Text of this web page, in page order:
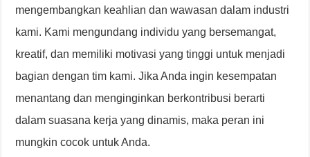
mengembangkan keahlian dan wawasan dalam industri
kami. Kami mengundang individu yang bersemangat,
kreatif, dan memiliki motivasi yang tinggi untuk menjadi
bagian dengan tim kami. Jika Anda ingin kesempatan
menantang dan menginginkan berkontribusi berarti
dalam suasana kerja yang dinamis, maka peran ini
mungkin cocok untuk Anda.